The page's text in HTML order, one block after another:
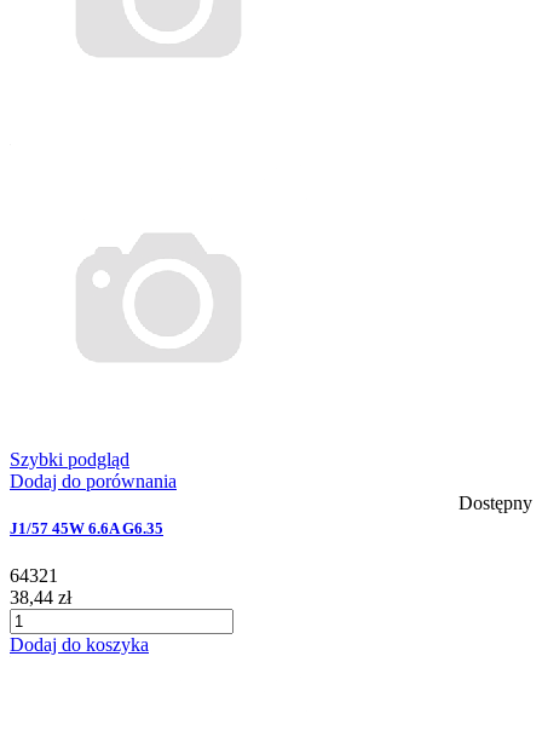
Szybki podgląd
Dodaj do porównania
Dostępny
J1/57 45W 6.6A G6.35
64321
38,44 zł
Dodaj do koszyka